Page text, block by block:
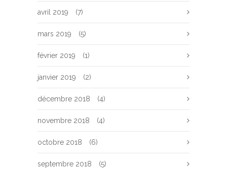
avril 2019 (7)
mars 2019 (5)
février 2019 (1)
janvier 2019 (2)
décembre 2018 (4)
novembre 2018 (4)
octobre 2018 (6)
septembre 2018 (5)